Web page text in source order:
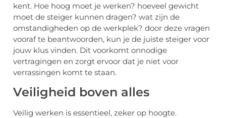
kent. Hoe hoog moet je werken? hoeveel gewicht
moet de steiger kunnen dragen? wat zijn de
omstandigheden op de werkplek? door deze vragen
vooraf te beantwoorden, kun je de juiste steiger voor
jouw klus vinden. Dit voorkomt onnodige
vertragingen en zorgt ervoor dat je niet voor
verrassingen komt te staan.
Veiligheid boven alles
Veilig werken is essentieel, zeker op hoogte.